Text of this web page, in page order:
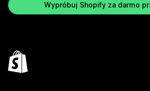
Wypróbuj Shopify za darmo